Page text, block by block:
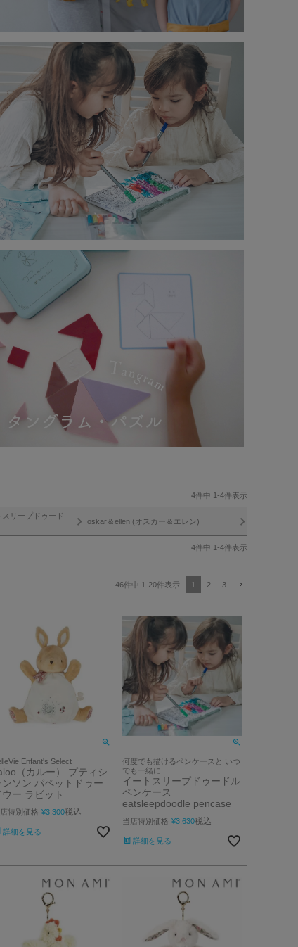
4件中 1-4件表示
リープドゥード
oskar＆ellen (オスカー＆エレン)
4件中 1-4件表示
46件中 1-20件表示 1 2 3
Enfant's Select
（カルー） プティシ
ンソン パペットドゥー
ウー ラビット
特別価格 ¥3,300税込
詳細を見る
何度でも描けるペンケースと いつ
でも一緒に
イートスリープドゥードル
ペンケース
eatsleepdoodle pencase
当店特別価格 ¥3,630税込
詳細を見る